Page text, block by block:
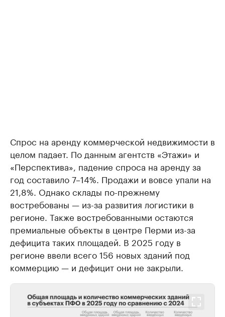
Спрос на аренду коммерческой недвижимости в
целом падает. По данным агентств «Этажи» и
«Перспектива», падение спроса на аренду за
год составило 7–14%. Продажи и вовсе упали на
21,8%. Однако склады по-прежнему
востребованы — из-за развития логистики в
регионе. Также востребованными остаются
премиальные объекты в центре Перми из-за
дефицита таких площадей. В 2025 году в
регионе ввели всего 156 новых зданий под
коммерцию — и дефицит они не закрыли.